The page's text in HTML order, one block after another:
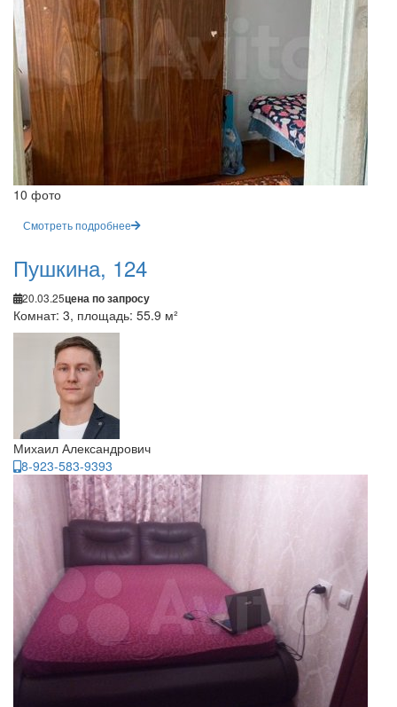
10 фото
Смотреть подробнее
Пушкина, 124
20.03.25цена по запросу
Комнат: 3, площадь: 55.9 м²
Михаил Александрович
8-923-583-9393